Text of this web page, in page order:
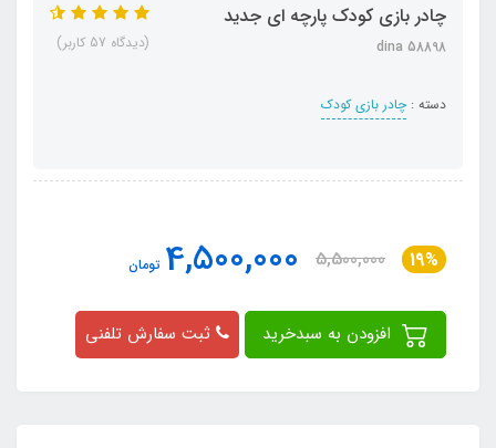
چادر بازی کودک پارچه ای جدید
dina 58898
دسته : چادر بازی کودک
(دیدگاه 57 کاربر)
19%
5,500,000
4,500,000 تومان
ثبت سفارش تلفنی